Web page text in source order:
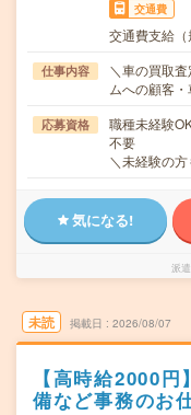
交通費
交通費支給（
仕事内容
＼車の買取
ムへの顧客
応募資格
職種未経験
不要
＼未経験の
気になる!
派
未読 掲載日 2026/08/07
【高時給2000
備など事務のお